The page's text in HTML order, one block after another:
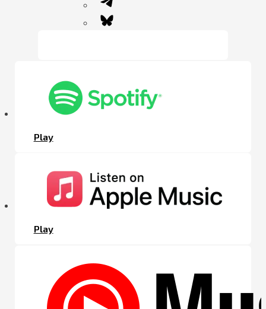
Play
Play